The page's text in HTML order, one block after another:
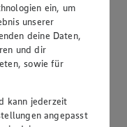
ein, um
unserer
deine Daten,
und dir
sowie für
kann jederzeit
angepasst